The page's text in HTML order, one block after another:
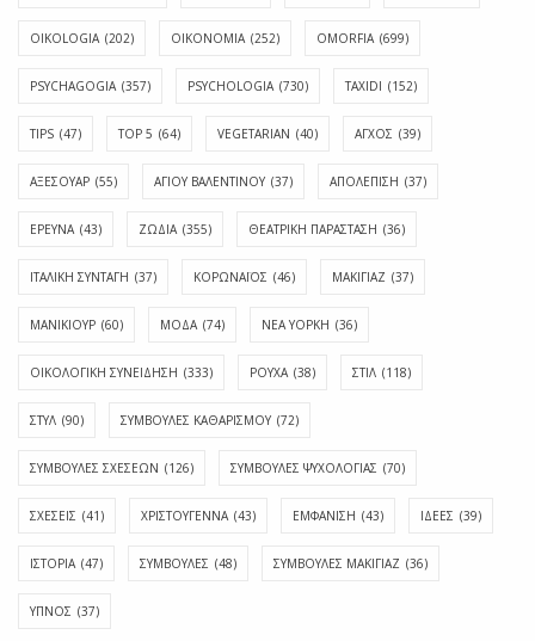
OIKOLOGIA (202) OIKONOMIA (252) OMORFIA (699)
PSYCHAGOGIA (357) PSYCHOLOGIA (730) TAXIDI (152)
TIPS (47) TOP 5 (64) VEGETARIAN (40) ΑΓΧΟΣ (39)
ΑΞΕΣΟΥΑΡ (55) ΑΓΊΟΥ ΒΑΛΕΝΤΊΝΟΥ (37) ΑΠΟΛΈΠΙΣΗ (37)
ΕΡΕΥΝΑ (43) ΖΩΔΙΑ (355) ΘΕΑΤΡΙΚΗ ΠΑΡΑΣΤΑΣΗ (36)
ΙΤΑΛΙΚΗ ΣΥΝΤΑΓΗ (37) ΚΟΡΩΝΑΪΟΣ (46) ΜΑΚΙΓΙΑΖ (37)
ΜΑΝΙΚΙΟΥΡ (60) ΜΟΔΑ (74) ΝΕΑ ΥΟΡΚΗ (36)
ΟΙΚΟΛΟΓΙΚΗ ΣΥΝΕΙΔΗΣΗ (333) ΡΟΥΧΑ (38) ΣΤΙΛ (118)
ΣΤΥΛ (90) ΣΥΜΒΟΥΛΕΣ ΚΑΘΑΡΙΣΜΟΥ (72)
ΣΥΜΒΟΥΛΕΣ ΣΧΕΣΕΩΝ (126) ΣΥΜΒΟΥΛΕΣ ΨΥΧΟΛΟΓΙΑΣ (70)
ΣΧΕΣΕΙΣ (41) ΧΡΙΣΤΟΥΓΕΝΝΑ (43) ΕΜΦΆΝΙΣΗ (43) ΙΔΈΕΣ (39)
ΙΣΤΟΡΊΑ (47) ΣΥΜΒΟΥΛΈΣ (48) ΣΥΜΒΟΥΛΈΣ ΜΑΚΙΓΙΆΖ (36)
ΎΠΝΟΣ (37)